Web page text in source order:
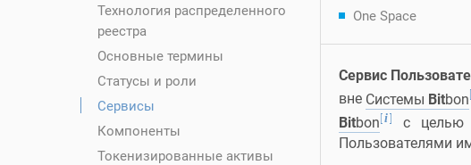
Технология распределенного
реестра
Основные термины
Статусы и роли
Сервисы
Компоненты
Токенизированные активы
One Space
Сервис
вне Системы Bitbon[
Bitbon[i] с целью
Пользователями